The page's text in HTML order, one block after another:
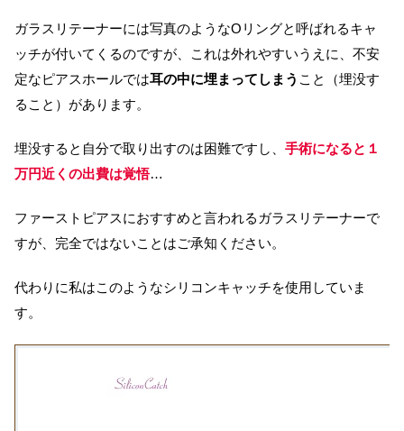
ガラスリテーナーには写真のようなOリングと呼ばれるキャ
ッチが付いてくるのですが、これは外れやすいうえに、不安
定なピアスホールでは耳の中に埋まってしまう こと（埋没す
ること）があります。
埋没すると自分で取り出すのは困難ですし、 手術になると１
万円近くの出費は覚悟…
ファーストピアスにおすすめと言われるガラスリテーナーで
すが、完全ではないことはご承知ください。
代わりに私はこのようなシリコンキャッチを使用していま
す。